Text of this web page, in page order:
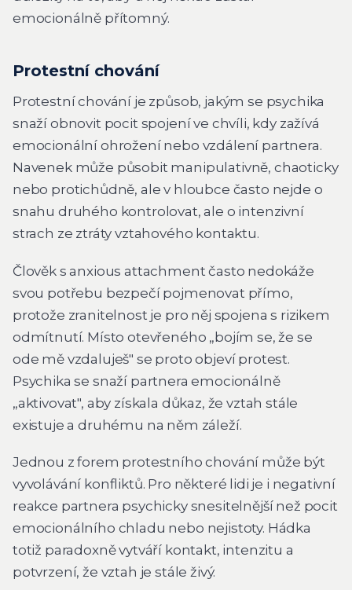
emocionálně přítomný.
Protestní chování
Protestní chování je způsob, jakým se psychika
snaží obnovit pocit spojení ve chvíli, kdy zažívá
emocionální ohrožení nebo vzdálení partnera.
Navenek může působit manipulativně, chaoticky
nebo protichůdně, ale v hloubce často nejde o
snahu druhého kontrolovat, ale o intenzivní
strach ze ztráty vztahového kontaktu.
Člověk s anxious attachment často nedokáže
svou potřebu bezpečí pojmenovat přímo,
protože zranitelnost je pro něj spojena s rizikem
odmítnutí. Místo otevřeného „bojím se, že se
ode mě vzdaluješ" se proto objeví protest.
Psychika se snaží partnera emocionálně
„aktivovat", aby získala důkaz, že vztah stále
existuje a druhému na něm záleží.
Jednou z forem protestního chování může být
vyvolávání konfliktů. Pro některé lidi je i negativní
reakce partnera psychicky snesitelnější než pocit
emocionálního chladu nebo nejistoty. Hádka
totiž paradoxně vytváří kontakt, intenzitu a
potvrzení, že vztah je stále živý.